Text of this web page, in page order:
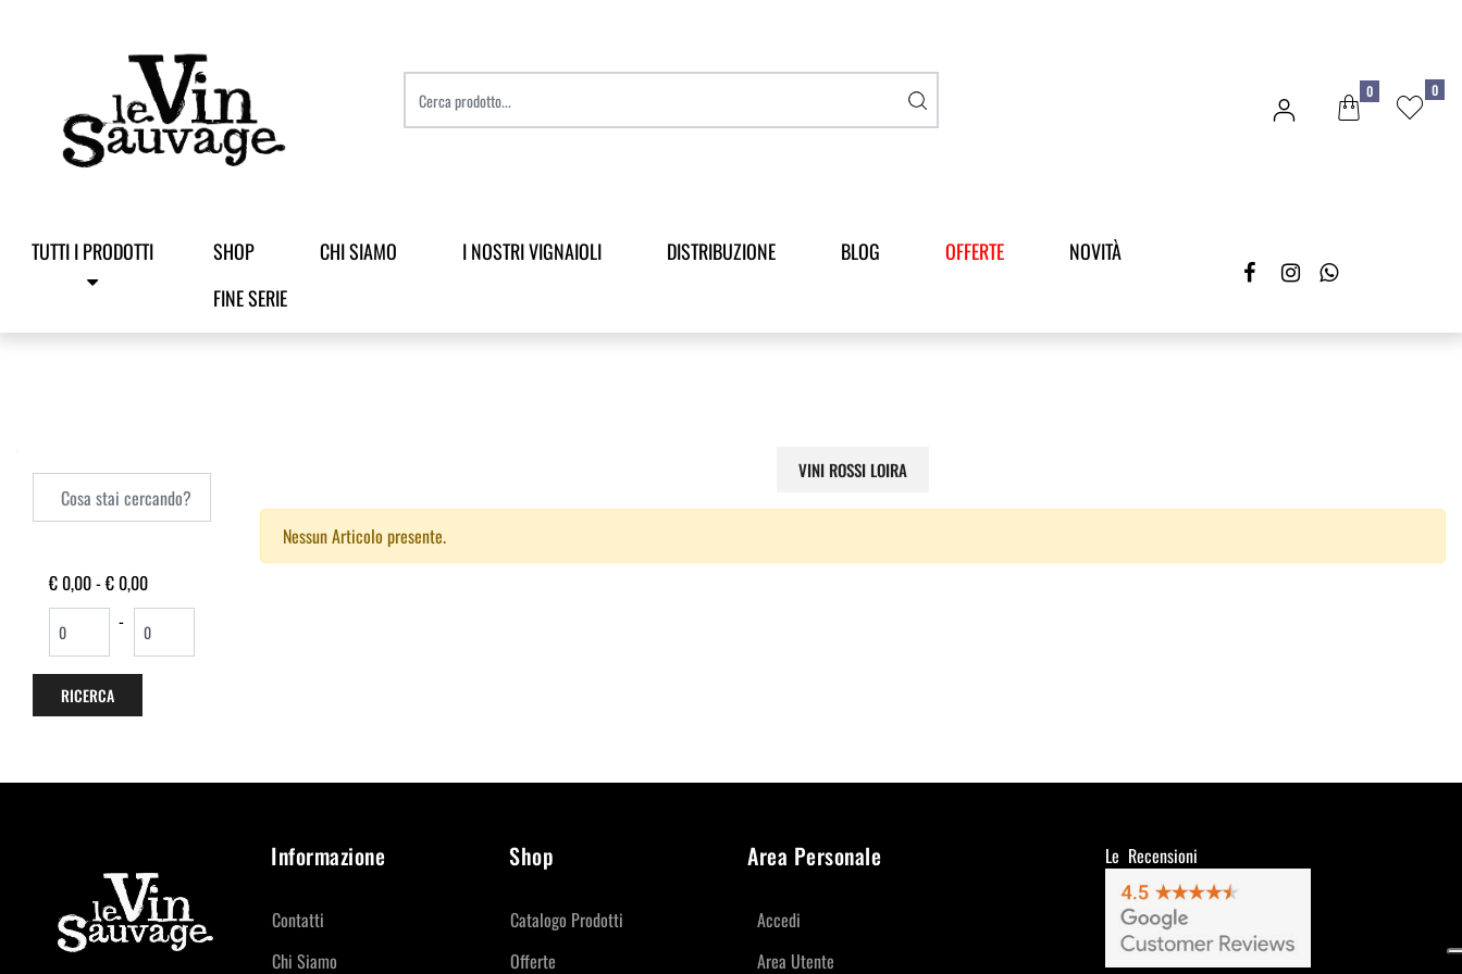
0 0
TUTTI I PRODOTTI SHOP CHI SIAMO I NOSTRI VIGNAIOLI DISTRIBUZIONE BLOG OFFERTE
NOVITÀ
FINE SERIE
€ 0,00 - € 0,00
-
VINI ROSSI LOIRA
Nessun Articolo presente.
Informazione
Contatti
Chi Siamo
Shop
Catalogo Prodotti
Offerte
Area Personale
Accedi
Area Utente
Le Recensioni